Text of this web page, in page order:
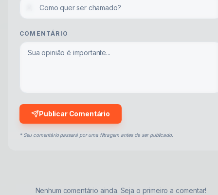
COMENTÁRIO
Publicar Comentário
* Seu comentário passará por uma filtragem antes de ser publicado.
Nenhum comentário ainda. Seja o primeiro a comentar!